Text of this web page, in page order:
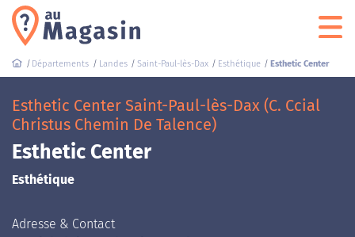
Départements Landes Saint-Paul-lès-Dax Esthétique Esthetic Center
Esthetic Center Saint-Paul-lès-Dax (C. Ccial
Christus Chemin De Talence)
Esthetic Center
Esthétique
Adresse & Contact